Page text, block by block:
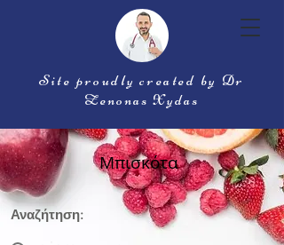
Site proudly created by Dr
Zenonas Xydas
Μπισκότα
Αναζήτηση: